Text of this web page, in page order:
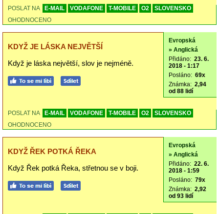
POSLAT NA E-MAIL VODAFONE T-MOBILE O2
SLOVENSKO
OHODNOCENO
KDYŽ JE LÁSKA NEJVĚTŠÍ
Když je láska největší, slov je nejméně.
Evropská
» Anglická
Přidáno: 23. 6.
2018 - 1:17
Posláno: 69x
Známka: 2,94
od 88 lidí
POSLAT NA E-MAIL VODAFONE T-MOBILE O2
SLOVENSKO
OHODNOCENO
KDYŽ ŘEK POTKÁ ŘEKA
Když Řek potká Řeka, střetnou se v boji.
Evropská
» Anglická
Přidáno: 22. 6.
2018 - 1:59
Posláno: 79x
Známka: 2,92
od 93 lidí